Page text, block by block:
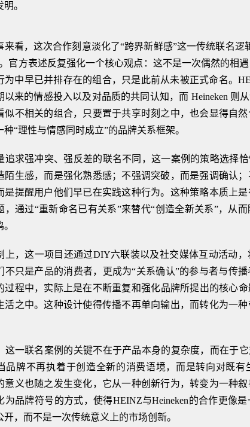
。
来看，这次合作刻意淡化了“跨界新鲜感”这一传统联名逻
官方表述反复强化一个核心观点：这不是一次偶然的相
为中早已并排存在的组合，只是此前从未被正式命名。
以来的情感投入以及对品质的共同认知，而 Heineken 则
似不相关的组合，只要置于共享时刻之中，也会显得自
种“理性与情感同时成立”的品牌关系框架。
追求强冲突、强反差的联名不同，这一案例的策略选择
陌生感，而是强化熟悉感；不强调突破，而是强调确认
是提醒用户他们早已在实践这种行为。这种策略本质上
，通过“重新命名已有关系”来替代“创造全新关系”，从
上，这一项目还通过DIY六联装以及社交媒体互动活动
不只是产品的消费者，更成为“关系确认”的参与者与传
过程中，实际上是在不断重复和强化品牌所提出的核心
活之中。这种设计使得传播不再单向输出，而转化为一
这一联名案例的关键不在于产品本身的复杂度，而在于
品牌不再执着于创造全新的消费语境，而是转向对既有
意义也随之发生变化，它从一种创新行为，转变为一种
为品牌符号的方式，使得HEINZ与Heineken的合作更像
开，而不是一次传统意义上的市场创新。